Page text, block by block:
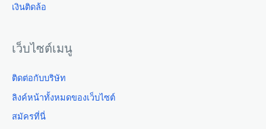
เงินติดล้อ
เว็บไซต์เมนู
ติดต่อกับบริษัท
ลิงค์หน้าทั้งหมดของเว็บไซต์
สมัครที่นี่